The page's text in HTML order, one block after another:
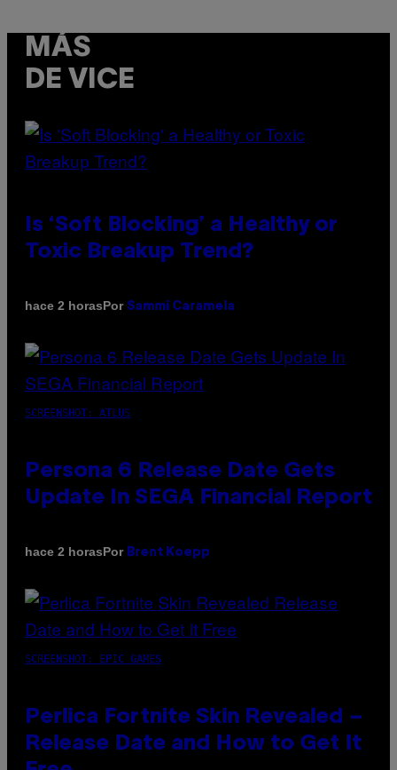
MÁS
DE VICE
Is ‘Soft Blocking’ a Healthy or
Toxic Breakup Trend?
hace 2 horasPor Sammi Caramela
SCREENSHOT: ATLUS
Persona 6 Release Date Gets
Update In SEGA Financial Report
hace 2 horasPor Brent Koepp
SCREENSHOT: EPIC GAMES
Perlica Fortnite Skin Revealed –
Release Date and How to Get It